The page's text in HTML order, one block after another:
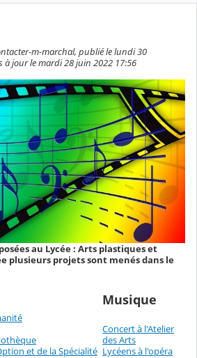
m-marchal, publié le lundi 30
à jour le mardi 28 juin 2022 17:56
au Lycée : Arts plastiques et
plusieurs projets sont menés dans le
Musique
et de la Spécialité
Concert à l'Atelier
des Arts
Lycéens à l'opéra